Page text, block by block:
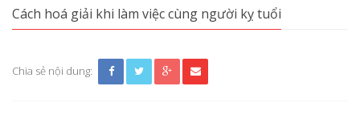
Cách hoá giải khi làm việc cùng người kỵ tuổi
Chia sẻ nội dung: